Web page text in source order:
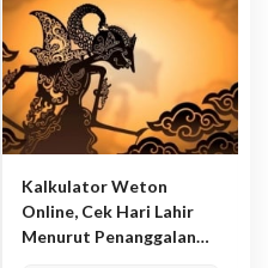
Kalkulator Weton
Online, Cek Hari Lahir
Menurut Penanggalan